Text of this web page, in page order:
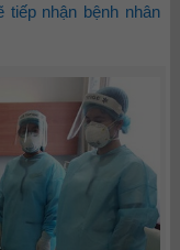
nhận bệnh nhân